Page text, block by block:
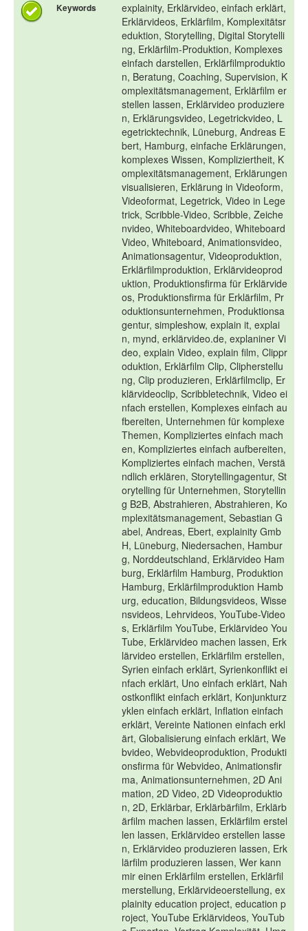
Keywords
explainity, Erklärvideo, einfach erklärt,
Erklärvideos, Erklärfilm, Komplexitätsr
eduktion, Storytelling, Digital Storytelli
ng, Erklärfilm-Produktion, Komplexes
einfach darstellen, Erklärfilmproduktio
n, Beratung, Coaching, Supervision, K
omplexitätsmanagement, Erklärfilm er
stellen lassen, Erklärvideo produziere
n, Erklärungsvideo, Legetrickvideo, L
egetricktechnik, Lüneburg, Andreas E
bert, Hamburg, einfache Erklärungen,
komplexes Wissen, Kompliziertheit, K
omplexitätsmanagement, Erklärungen
visualisieren, Erklärung in Videoform,
Videoformat, Legetrick, Video in Lege
trick, Scribble-Video, Scribble, Zeiche
nvideo, Whiteboardvideo, Whiteboard
Video, Whiteboard, Animationsvideo,
Animationsagentur, Videoproduktion,
Erklärfilmproduktion, Erklärvideoprod
uktion, Produktionsfirma für Erklärvide
os, Produktionsfirma für Erklärfilm, Pr
oduktionsunternehmen, Produktionsa
gentur, simpleshow, explain it, explai
n, mynd, erklärvideo.de, explaniner Vi
deo, explain Video, explain film, Clippr
oduktion, Erklärfilm Clip, Clipherstellu
ng, Clip produzieren, Erklärfilmclip, Er
klärvideoclip, Scribbletechnik, Video ei
nfach erstellen, Komplexes einfach au
fbereiten, Unternehmen für komplexe
Themen, Kompliziertes einfach mach
en, Kompliziertes einfach aufbereiten,
Kompliziertes einfach machen, Verstä
ndlich erklären, Storytellingagentur, St
orytelling für Unternehmen, Storytellin
g B2B, Abstrahieren, Abstrahieren, Ko
mplexitätsmanagement, Sebastian G
abel, Andreas, Ebert, explainity Gmb
H, Lüneburg, Niedersachen, Hambur
g, Norddeutschland, Erklärvideo Ham
burg, Erklärfilm Hamburg, Produktion
Hamburg, Erklärfilmproduktion Hamb
urg, education, Bildungsvideos, Wisse
nsvideos, Lehrvideos, YouTube-Video
s, Erklärfilm YouTube, Erklärvideo You
Tube, Erklärvideo machen lassen, Erk
lärvideo erstellen, Erklärfilm erstellen,
Syrien einfach erklärt, Syrienkonflikt ei
nfach erklärt, Uno einfach erklärt, Nah
ostkonflikt einfach erklärt, Konjunkturz
yklen einfach erklärt, Inflation einfach
erklärt, Vereinte Nationen einfach erkl
ärt, Globalisierung einfach erklärt, We
bvideo, Webvideoproduktion, Produkti
onsfirma für Webvideo, Animationsfir
ma, Animationsunternehmen, 2D Ani
mation, 2D Video, 2D Videoproduktio
n, 2D, Erklärbar, Erklärbärfilm, Erklärb
ärfilm machen lassen, Erklärfilm erstel
len lassen, Erklärvideo erstellen lasse
n, Erklärvideo produzieren lassen, Erk
lärfilm produzieren lassen, Wer kann
mir einen Erklärfilm erstellen, Erklärfil
merstellung, Erklärvideoerstellung, ex
plainity education project, education p
roject, YouTube Erklärvideos, YouTub